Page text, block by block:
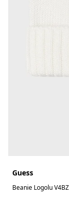
Guess
Beanie Logolu